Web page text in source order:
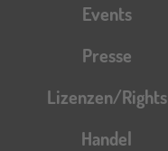
Events
Presse
Lizenzen/Rights
Handel